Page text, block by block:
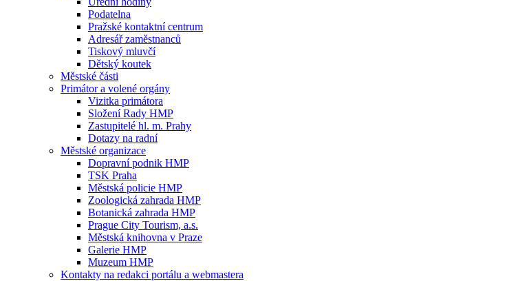
Podatelna
Pražské kontaktní centrum
Adresář zaměstnanců
Tiskový mluvčí
Dětský koutek
Městské části
Primátor a volené orgány
Vizitka primátora
Složení Rady HMP
Zastupitelé hl. m. Prahy
Dotazy na radní
Městské organizace
Dopravní podnik HMP
TSK Praha
Městská policie HMP
Zoologická zahrada HMP
Botanická zahrada HMP
Prague City Tourism, a.s.
Městská knihovna v Praze
Galerie HMP
Muzeum HMP
Kontakty na redakci portálu a webmastera